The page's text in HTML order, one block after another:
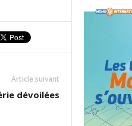
Article suivant
dévoilées